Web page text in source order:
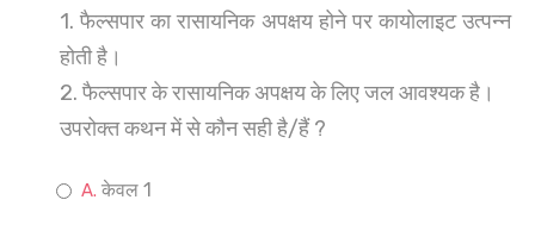
1. फैल्सपार का रासायनिक अपक्षय होने पर कायोलाइट उत्पन्न
होती है।
2. फैल्सपार के रासायनिक अपक्षय के लिए जल आवश्यक है।
उपरोक्त कथन में से कौन सही है/हैं ?
केवल 1